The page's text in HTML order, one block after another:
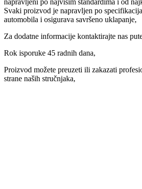
Svaki proizvod je napravljen po
automobila i osigurava savršeno uklapanje,
Za dodatne informacije kontaktirajte nas
Rok isporuke 45 radnih dana,
Proizvod možete preuzeti ili zakazati
strane naših stručnjaka,